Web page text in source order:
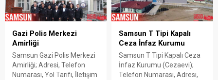
Gazi Polis Merkezi
Amirliği
Samsun Gazi Polis Merkezi
Amirliği; Adresi, Telefon
Numarası, Yol Tarifi, İletişim
Samsun T Tipi Kapalı
Ceza İnfaz Kurumu
Samsun T Tipi Kapalı Ceza
İnfaz Kurumu (Cezaevi);
Telefon Numarası, Adresi,